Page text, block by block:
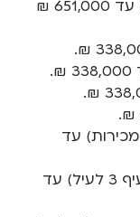
משכורת (כמפורט בסעיף 1) עד 651,000 ₪
עד
הכנסה נוספת (כמפורט בסעיף 3 לעיל) עד